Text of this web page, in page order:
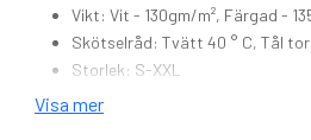
Vikt: Vit - 130gm/m², Färgad -
Skötselråd: Tvätt 40 ° C, Tål
Storlek: S-XXL
Visa mer